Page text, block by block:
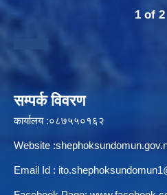
1 of 2
सम्पर्क विवरण
कार्यालय :०८७५५०१६२
Website
Email Id :